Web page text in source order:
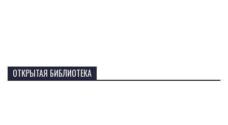
ОТКРЫТАЯ БИБЛИОТЕКА